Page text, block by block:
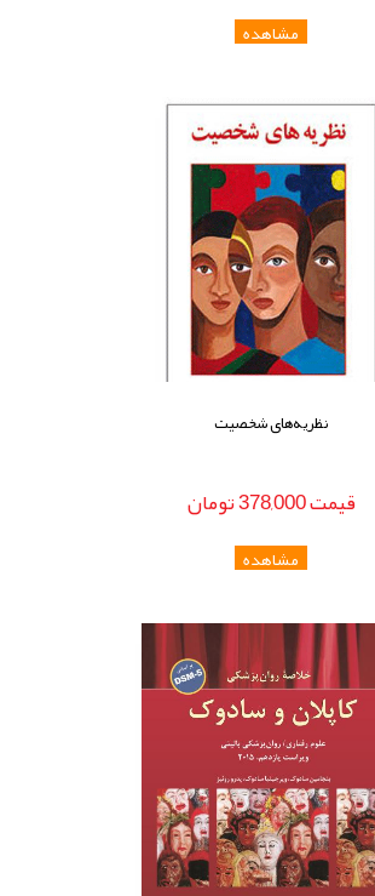
نظریه‌های شخصیت
قيمت378,000تومان